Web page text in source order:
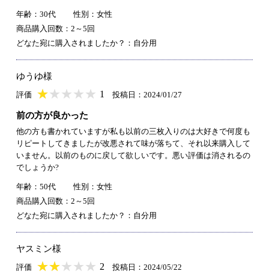
年齢：30代
性別：女性
商品購入回数：2～5回
どなた宛に購入されましたか？：自分用
ゆうゆ様
評価 ★★★★★
★★★★★ 1 投稿日：2024/01/27
前の方が良かった
他の方も書かれていますが私も以前の三枚入りのは大好きで何度も
リピートしてきましたが改悪されて味が落ちて、それ以来購入して
いません。以前のものに戻して欲しいです。悪い評価は消されるの
でしょうか?
年齢：50代
性別：女性
商品購入回数：2～5回
どなた宛に購入されましたか？：自分用
ヤスミン様
評価 ★★★★★
★★★★★ 2 投稿日：2024/05/22